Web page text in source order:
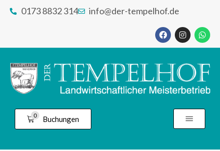
0173 8832 314 info@der-tempelhof.de
0 Buchungen